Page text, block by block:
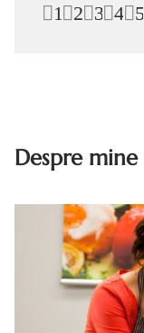
5
4
3
2
1
Despre mine